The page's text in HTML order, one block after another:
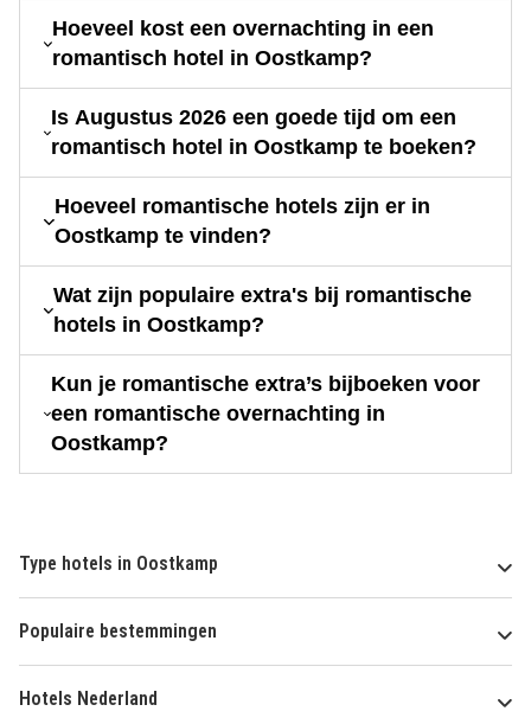
Hoeveel kost een overnachting in een
romantisch hotel in Oostkamp?
Is Augustus 2026 een goede tijd om een
romantisch hotel in Oostkamp te boeken?
Hoeveel romantische hotels zijn er in
Oostkamp te vinden?
Wat zijn populaire extra's bij romantische
hotels in Oostkamp?
Kun je romantische extra’s bijboeken voor
een romantische overnachting in
Oostkamp?
Type hotels in Oostkamp
Populaire bestemmingen
Hotels Nederland